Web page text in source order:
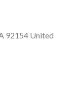
92154 United